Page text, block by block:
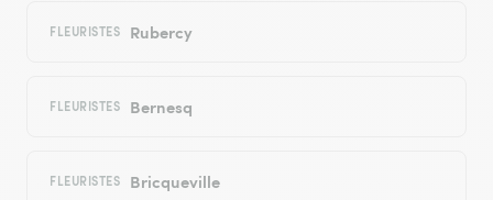
FLEURISTES Rubercy
FLEURISTES Bernesq
FLEURISTES Bricqueville